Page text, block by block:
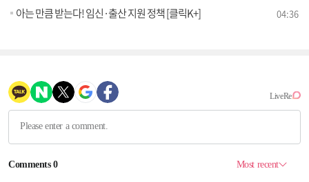
아는 만큼 받는다! 임신·출산 지원 정책 [클릭K+] 04:36